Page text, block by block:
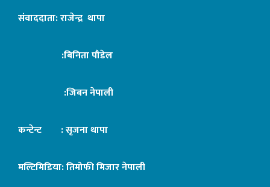
संवाददाता: राजेन्द्र थापा
:बिनिता पौडेल
:जिबन नेपाली
कन्टेन्ट : सृजना थापा
मल्टिमिडिया: तिमोफी मिजार नेपाली